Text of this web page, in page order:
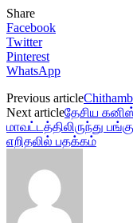
Share
Facebook
Twitter
Pinterest
WhatsApp
Previous article
Next articleதேசிய
மாவட்டத்திலிருந்து
எறிதலில் பதக்கம்